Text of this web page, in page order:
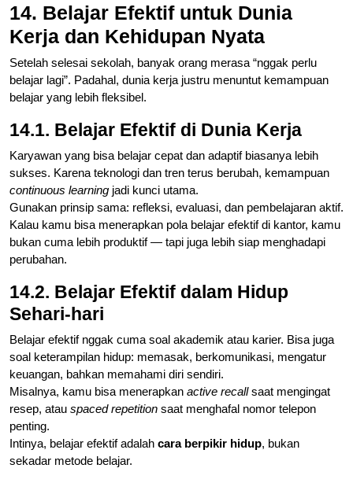
14. Belajar Efektif untuk Dunia
Kerja dan Kehidupan Nyata
Setelah selesai sekolah, banyak orang merasa “nggak perlu
belajar lagi”. Padahal, dunia kerja justru menuntut kemampuan
belajar yang lebih fleksibel.
14.1. Belajar Efektif di Dunia Kerja
Karyawan yang bisa belajar cepat dan adaptif biasanya lebih
sukses. Karena teknologi dan tren terus berubah, kemampuan
continuous learning jadi kunci utama.
Gunakan prinsip sama: refleksi, evaluasi, dan pembelajaran aktif.
Kalau kamu bisa menerapkan pola belajar efektif di kantor, kamu
bukan cuma lebih produktif — tapi juga lebih siap menghadapi
perubahan.
14.2. Belajar Efektif dalam Hidup
Sehari-hari
Belajar efektif nggak cuma soal akademik atau karier. Bisa juga
soal keterampilan hidup: memasak, berkomunikasi, mengatur
keuangan, bahkan memahami diri sendiri.
Misalnya, kamu bisa menerapkan active recallsaat mengingat
resep, atau spaced repetition saat menghafal nomor telepon
penting.
Intinya, belajar efektif adalah cara berpikir hidup, bukan
sekadar metode belajar.